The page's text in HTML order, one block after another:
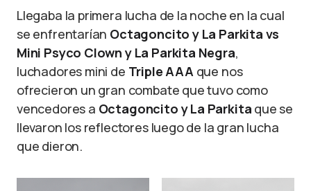
Llegaba la primera lucha de la noche en la cual
se enfrentarían Octagoncito y La Parkita vs
Mini Psyco Clown y La Parkita Negra,
luchadores mini de Triple AAAque nos
ofrecieron un gran combate que tuvo como
vencedores a Octagoncito y La Parkita que se
llevaron los reflectores luego de la gran lucha
que dieron.